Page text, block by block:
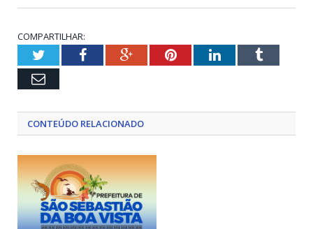
COMPARTILHAR:
TwitterFacebookGoogle+PinterestLinkedInTumblr
Email
CONTEÚDO RELACIONADO